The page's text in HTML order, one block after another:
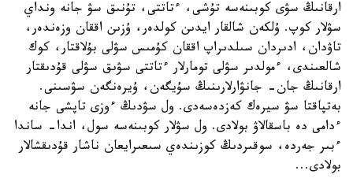
ارقانىڭ سۋى كوبىنەسە تۇشى، ءتاتتى، تۇنىق سۋ جانە ونداي
سۋلار كوپ. ۇلكەن شالقار ايدىن كولدەر، ۇزىن اققان وزەندەر،
تاۋدان، ادىردان سىلدىراپ اققان كۇمىس سۋلى بۇلاقتار، كوك
شالعىندى، ءمولدىر سۋلى تومارلار ءتاتتى سۋىق سۋلى قۇدىقتار
ارقانىڭ جان- جانۋارلارىنىڭ سۇيگەن، ۇيرەنگەن سۋسىنى.
بەتپاقتا سۋ سيرەك كەزدەسەدى. ول سۋدىڭ ءوزى تاپشى جانە
ءدامى دە باسقالاۋ بولادى. ول سۋلار كوبىنەسە سول، اندا- ساندا
ءبىر جەردە، سوقىردىڭ كوزىندەي سىعىرايعان ناشار قۇدىقشالار
بولادى...